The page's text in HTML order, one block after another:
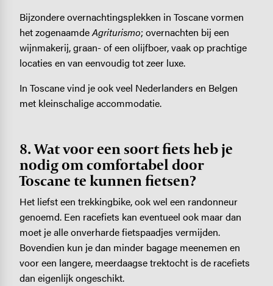
Bijzondere overnachtingsplekken in Toscane vormen
het zogenaamdeAgriturismo; overnachten bij een
wijnmakerij, graan- of een olijfboer, vaak op prachtige
locaties en van eenvoudig tot zeer luxe.
In Toscane vind je ook veel Nederlanders en Belgen
met kleinschalige accommodatie.
8. Wat voor een soort fiets heb je
nodig om comfortabel door
Toscane te kunnen fietsen?
Het liefst een trekkingbike, ook wel een randonneur
genoemd. Een racefiets kan eventueel ook maar dan
moet je alle onverharde fietspaadjes vermijden.
Bovendien kun je dan minder bagage meenemen en
voor een langere, meerdaagse trektocht is de racefiets
dan eigenlijk ongeschikt.